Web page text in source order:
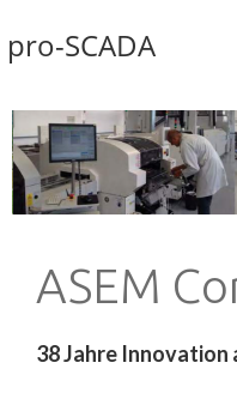
pro-SCADA
ASEM
38 Jahre Innovation